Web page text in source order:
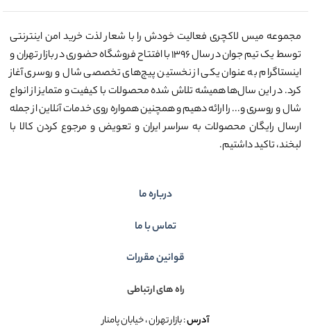
مجموعه میس لاکچری فعالیت خودش را با شعار لذت خرید امن اینترنتی
توسط یک تیم جوان در سال ۱۳۹۶ با افتتاح فروشگاه حضوری در بازار تهران و
اینستاگرام به عنوان یکی از نخستین پیج‌های تخصصی شال و روسری آغاز
کرد. در این سال‌ها همیشه تلاش شده محصولات با کیفیت و متمایز از انواع
شال و روسری و... را ارائه دهیم و همچنین همواره روی خدمات آنلاین از جمله
ارسال رایگان محصولات به سراسر ایران و تعویض و مرجوع کردن کالا با
لبخند، تاکید داشتیم.
درباره ما
تماس با ما
قوانین مقررات
راه های ارتباطی
آدرس: بازار تهران ، خیابان پامنار